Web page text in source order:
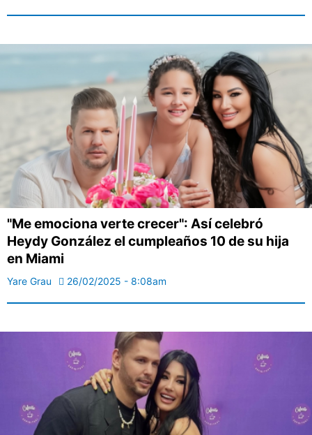
"Me emociona verte crecer": Así celebró
Heydy González el cumpleaños 10 de su hija
en Miami
Yare Grau 26/02/2025 - 8:08am